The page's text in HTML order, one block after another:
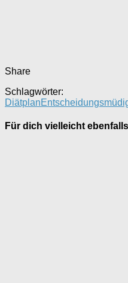
Share
Schlagwörter:
Diätplan
Für dich vielleicht